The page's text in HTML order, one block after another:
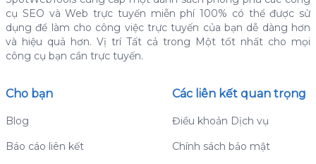
cụ SEO và Web trực tuyến miễn phí 100% có thể được sử
dụng để làm cho công việc trực tuyến của bạn dễ dàng hơn
và hiệu quả hơn. Vị trí Tất cả trong Một tốt nhất cho mọi
công cụ bạn cần trực tuyến.
Cho bạn
Blog
Báo cáo liên kết
Các liên kết quan trọng
Điều khoản Dịch vụ
Chính sách bảo mật